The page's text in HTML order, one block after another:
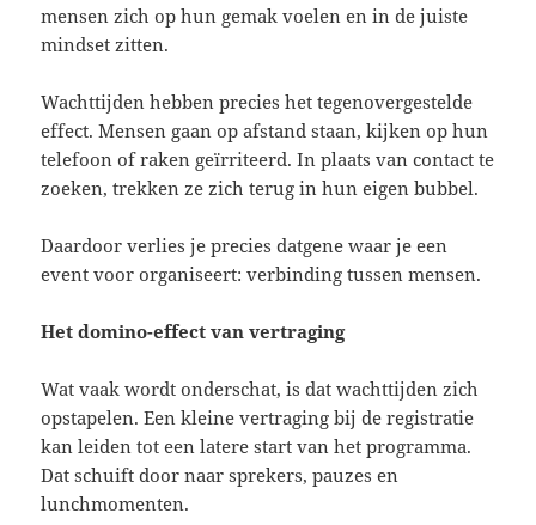
mensen zich op hun gemak voelen en in de juiste
mindset zitten.
Wachttijden hebben precies het tegenovergestelde
effect. Mensen gaan op afstand staan, kijken op hun
telefoon of raken geïrriteerd. In plaats van contact te
zoeken, trekken ze zich terug in hun eigen bubbel.
Daardoor verlies je precies datgene waar je een
event voor organiseert: verbinding tussen mensen.
Het domino-effect van vertraging
Wat vaak wordt onderschat, is dat wachttijden zich
opstapelen. Een kleine vertraging bij de registratie
kan leiden tot een latere start van het programma.
Dat schuift door naar sprekers, pauzes en
lunchmomenten.